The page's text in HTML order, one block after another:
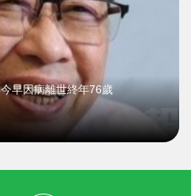
早因病離世終年76歲